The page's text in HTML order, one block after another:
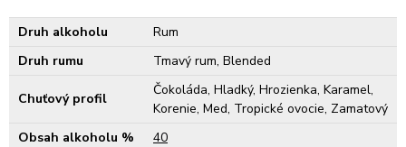
Druh alkoholu
Rum
Druh rumu
Tmavý rum, Blended
Chuťový profil
Čokoláda, Hladký, Hrozienka, Karamel,
Korenie, Med, Tropické ovocie, Zamatový
Obsah alkoholu %
40